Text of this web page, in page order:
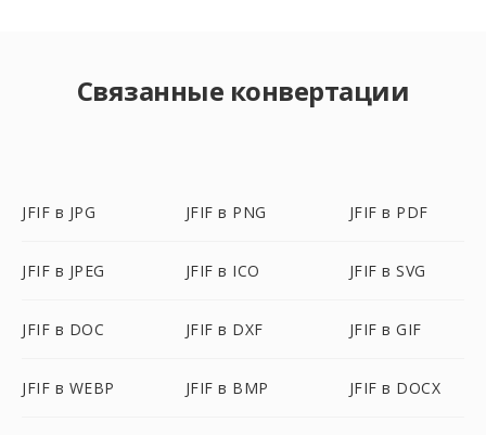
Связанные конвертации
JFIF в JPG JFIF в PNG JFIF в PDF
JFIF в JPEG JFIF в ICO JFIF в SVG
JFIF в DOC JFIF в DXF JFIF в GIF
JFIF в WEBP JFIF в BMP JFIF в DOCX